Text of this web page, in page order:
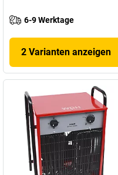
6-9 Werktage
2 Varianten anzeigen